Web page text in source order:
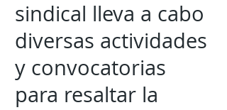
sindical lleva a cabo
diversas actividades
y convocatorias
para resaltar la